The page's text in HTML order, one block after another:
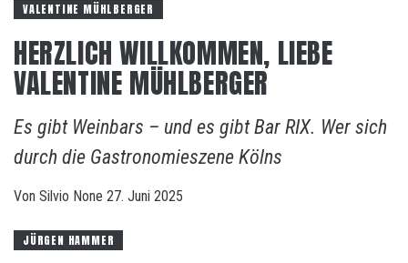
VALENTINE MÜHLBERGER
HERZLICH WILLKOMMEN, LIEBE
VALENTINE MÜHLBERGER
Es gibt Weinbars – und es gibt Bar RIX. Wer sich
durch die Gastronomieszene Kölns
Von Silvio None 27. Juni 2025
JÜRGEN HAMMER